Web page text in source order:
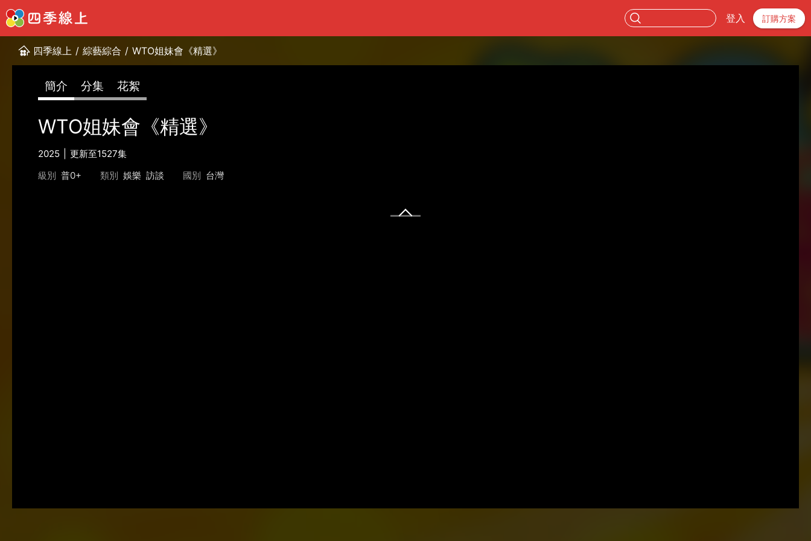
登入 訂購方案
四季線上 / 綜藝綜合 / WTO姐妹會《精選》
簡介 分集 花絮
WTO姐妹會《精選》
2025
更新至1527集
級別 普0+ 類別 娛樂 訪談 國別 台灣